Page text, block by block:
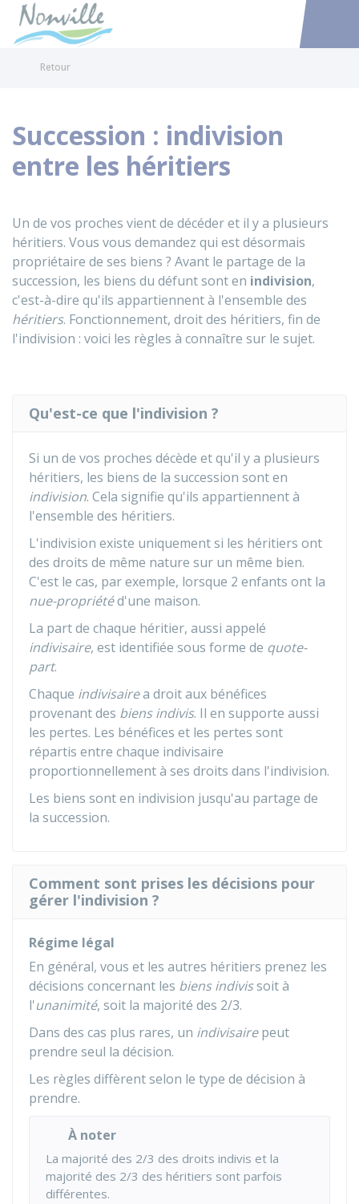
Accéder
Retour
Succession : indivision
entre les héritiers
Un de vos proches vient de décéder et il y a plusieurs
héritiers. Vous vous demandez qui est désormais
propriétaire de ses biens ? Avant le partage de la
succession, les biens du défunt sont en indivision,
c'est-à-dire qu'ils appartiennent à l'ensemble des
héritiers. Fonctionnement, droit des héritiers, fin de
l'indivision : voici les règles à connaître sur le sujet.
Qu'est-ce que l'indivision ?
Si un de vos proches décède et qu'il y a plusieurs
héritiers, les biens de la succession sont en
indivision. Cela signifie qu'ils appartiennent à
l'ensemble des héritiers.
L'indivision existe uniquement si les héritiers ont
des droits de même nature sur un même bien.
C'est le cas, par exemple, lorsque 2 enfants ont la
nue-propriétéd'une maison.
La part de chaque héritier, aussi appelé
indivisaire, est identifiée sous forme de quote-
part.
Chaque indivisairea droit aux bénéfices
provenant des biens indivis. Il en supporte aussi
les pertes. Les bénéfices et les pertes sont
répartis entre chaque indivisaire
proportionnellement à ses droits dans l'indivision.
Les biens sont en indivision jusqu'au partage de
la succession.
Comment sont prises les décisions pour
gérer l'indivision ?
Régime légal
En général, vous et les autres héritiers prenez les
décisions concernant les biens indivissoit à
l'unanimité, soit la majorité des 2/3.
Dans des cas plus rares, un indivisairepeut
prendre seul la décision.
Les règles diffèrent selon le type de décision à
prendre.
À noter
La majorité des 2/3 des droits indivis et la
majorité des 2/3 des héritiers sont parfois
différentes.